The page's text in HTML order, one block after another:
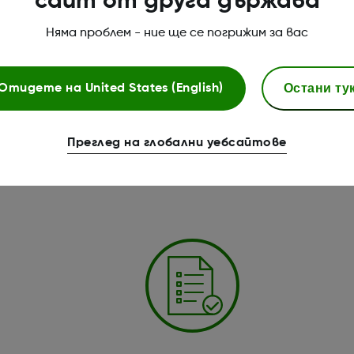
Няма проблем - ние ще се погрижим за вас
на United States (English) Остани
Преглед на глобални уебсайтове